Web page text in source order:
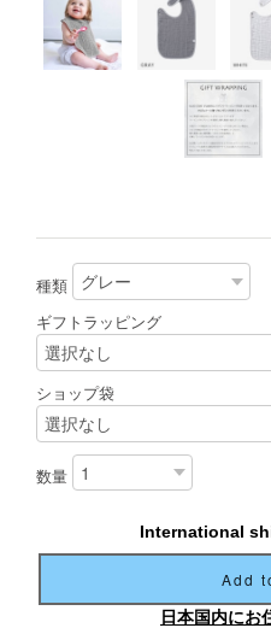
種類
ギフトラッピング
ショップ袋
数量
International
Add
日本国内にお